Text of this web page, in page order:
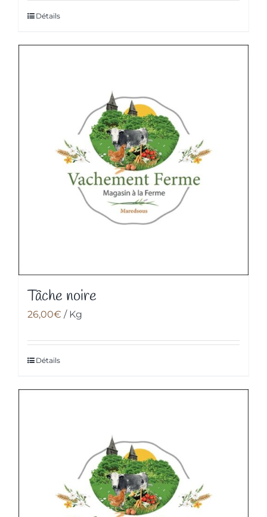
Détails
Tâche noire
26,00€ / Kg
Détails